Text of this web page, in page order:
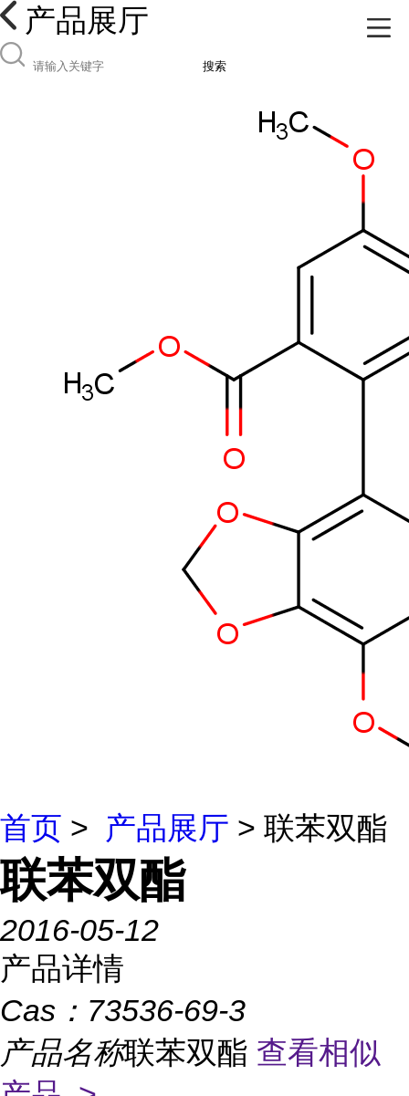
产品展厅
搜索
首页 > 产品展厅 > 联苯双酯
联苯双酯
2016-05-12
产品详情
Cas： 73536-69-3
产品名称联苯双酯 查看相似